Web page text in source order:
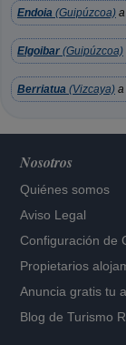
Endoia (Guipúzcoa)
Elgoibar (Guipúzcoa)
Berriatua (Vizcaya) a
Nosotros
Quiénes somos
Aviso Legal
Configuración de
Propietarios
Anuncia gratis tu
Blog de Turismo